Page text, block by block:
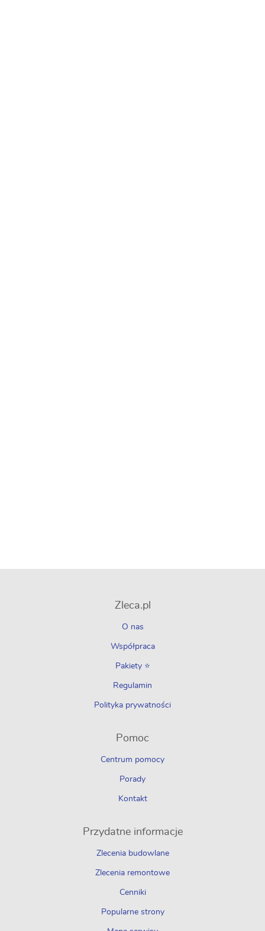
Zleca.pl
O nas
Współpraca
Pakiety ⭐
Regulamin
Polityka prywatności
Pomoc
Centrum pomocy
Porady
Kontakt
Przydatne informacje
Zlecenia budowlane
Zlecenia remontowe
Cenniki
Popularne strony